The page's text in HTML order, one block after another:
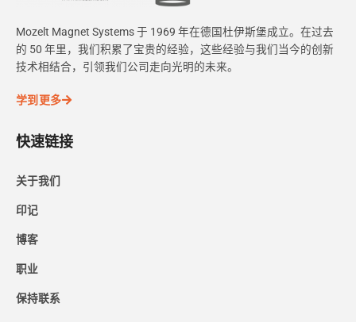
Mozelt Magnet Systems 于 1969 年在德国杜伊斯堡成立。在过去
的 50 年里，我们积累了宝贵的经验，这些经验与我们当今的创新
技术相结合，引领我们公司走向光明的未来。
学到更多
快速链接
关于我们
印记
博客
职业
保持联系